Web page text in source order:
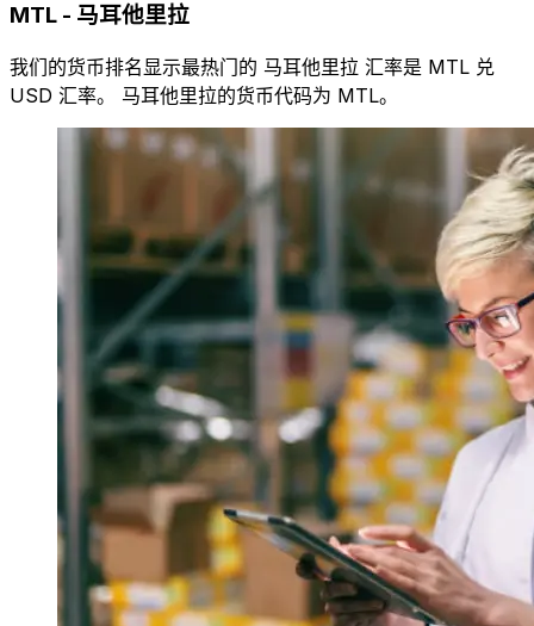
MTL - 马耳他里拉
我们的货币排名显示最热门的 马耳他里拉 汇率是 MTL 兑
USD 汇率。 马耳他里拉的货币代码为 MTL。